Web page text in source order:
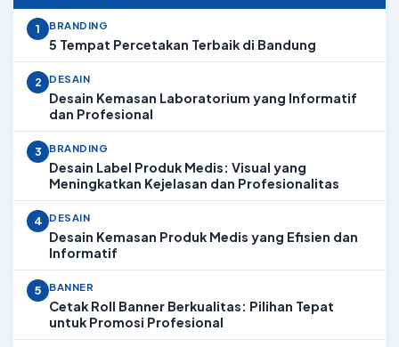
1 BRANDING
5 Tempat Percetakan Terbaik di Bandung
2 DESAIN
Desain Kemasan Laboratorium yang Informatif
dan Profesional
3 BRANDING
Desain Label Produk Medis: Visual yang
Meningkatkan Kejelasan dan Profesionalitas
4 DESAIN
Desain Kemasan Produk Medis yang Efisien dan
Informatif
5 BANNER
Cetak Roll Banner Berkualitas: Pilihan Tepat
untuk Promosi Profesional